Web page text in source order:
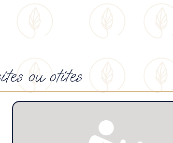
ou otites